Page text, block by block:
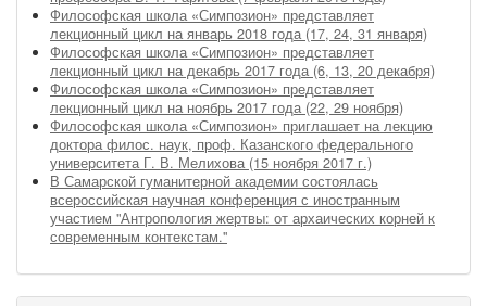
Философская школа «Симпозион» представляет
лекционный цикл на январь 2018 года (17, 24, 31 января)
Философская школа «Симпозион» представляет
лекционный цикл на декабрь 2017 года (6, 13, 20 декабря)
Философская школа «Симпозион» представляет
лекционный цикл на ноябрь 2017 года (22, 29 ноября)
Философская школа «Симпозион» приглашает на лекцию
доктора филос. наук, проф. Казанского федерального
университета Г. В. Мелихова (15 ноября 2017 г.)
В Самарской гуманитерной академии состоялась
всероссийская научная конференция с иностранным
участием "Антропология жертвы: от архаических корней к
современным контекстам."